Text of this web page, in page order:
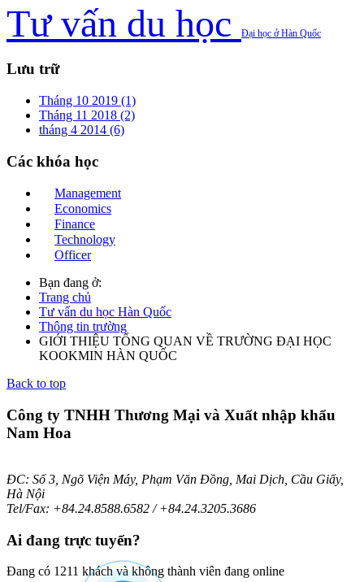
Tư vấn du học Đại học ở Hàn Quốc
Lưu trữ
Tháng 10 2019 (1)
Tháng 11 2018 (2)
tháng 4 2014 (6)
Các khóa học
Management
Economics
Finance
Technology
Officer
Bạn đang ở:
Trang chủ
Tư vấn du học Hàn Quốc
Thông tin trường
GIỚI THIỆU TỔNG QUAN VỀ TRƯỜNG ĐẠI HỌC
KOOKMIN HÀN QUỐC
Back to top
Công ty TNHH Thương Mại và Xuất nhập khẩu
Nam Hoa
ĐC: Số 3, Ngõ Viện Máy, Phạm Văn Đồng, Mai Dịch, Cầu Giấy,
Hà Nội
Tel/Fax: +84.24.8588.6582 / +84.24.3205.3686
Ai đang trực tuyến?
Đang có 1211 khách và không thành viên đang online